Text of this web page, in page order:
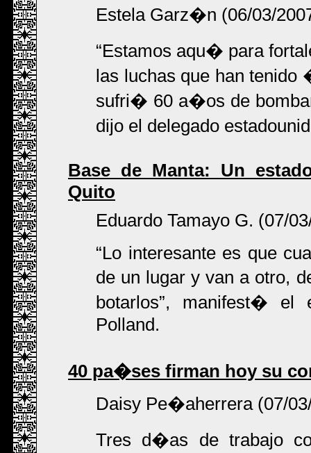
Estela Garz�n (06/03/
Estamos aqu� para
las luchas que han tenido
sufri� 60 a�os de
dijo el delegado
Base de Manta: Un
Quito
Eduardo Tamayo G. (07/
Lo interesante es que
de un lugar y van a otro,
botarlos , manifest� el
Polland.
40 pa�ses firman hoy su
Daisy Pe�aherrera (07/
Tres d�as de trabajo